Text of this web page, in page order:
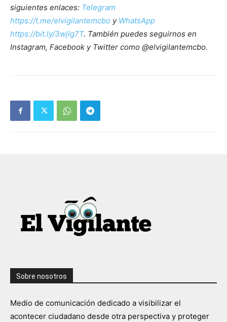
siguientes enlaces: Telegram
https://t.me/elvigilantemcbo y WhatsApp
https://bit.ly/3wjIg7T. También puedes seguirnos en
Instagram, Facebook y Twitter como @elvigilantemcbo.
Sobre nosotros
Medio de comunicación dedicado a visibilizar el
acontecer ciudadano desde otra perspectiva y proteger